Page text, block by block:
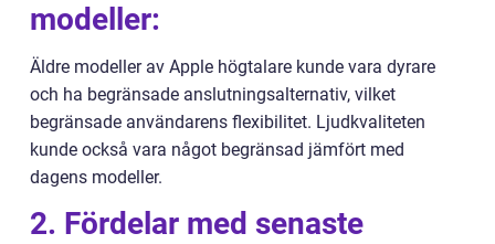
modeller:
Äldre modeller av Apple högtalare kunde vara dyrare
och ha begränsade anslutningsalternativ, vilket
begränsade användarens flexibilitet. Ljudkvaliteten
kunde också vara något begränsad jämfört med
dagens modeller.
2. Fördelar med senaste